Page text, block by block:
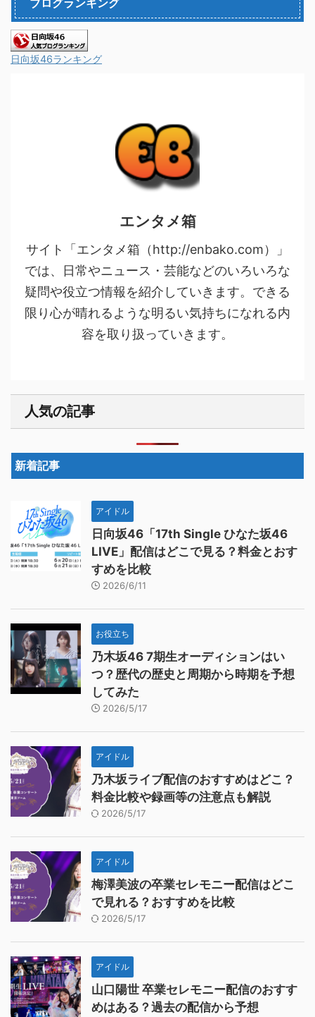
ブログランキング
日向坂46ランキング
エンタメ箱
サイト「エンタメ箱（http://enbako.com）」
では、日常やニュース・芸能などのいろいろな
疑問や役立つ情報を紹介していきます。できる
限り心が晴れるような明るい気持ちになれる内
容を取り扱っていきます。
人気の記事
新着記事
アイドル
日向坂46「17th Single ひなた坂46
LIVE」配信はどこで見る？料金とおす
すめを比較
2026/6/11
お役立ち
乃木坂46 7期生オーディションはい
つ？歴代の歴史と周期から時期を予想
してみた
2026/5/17
アイドル
乃木坂ライブ配信のおすすめはどこ？
料金比較や録画等の注意点も解説
2026/5/17
アイドル
梅澤美波の卒業セレモニー配信はどこ
で見れる？おすすめを比較
2026/5/17
アイドル
山口陽世 卒業セレモニー配信のおすす
めはある？過去の配信から予想